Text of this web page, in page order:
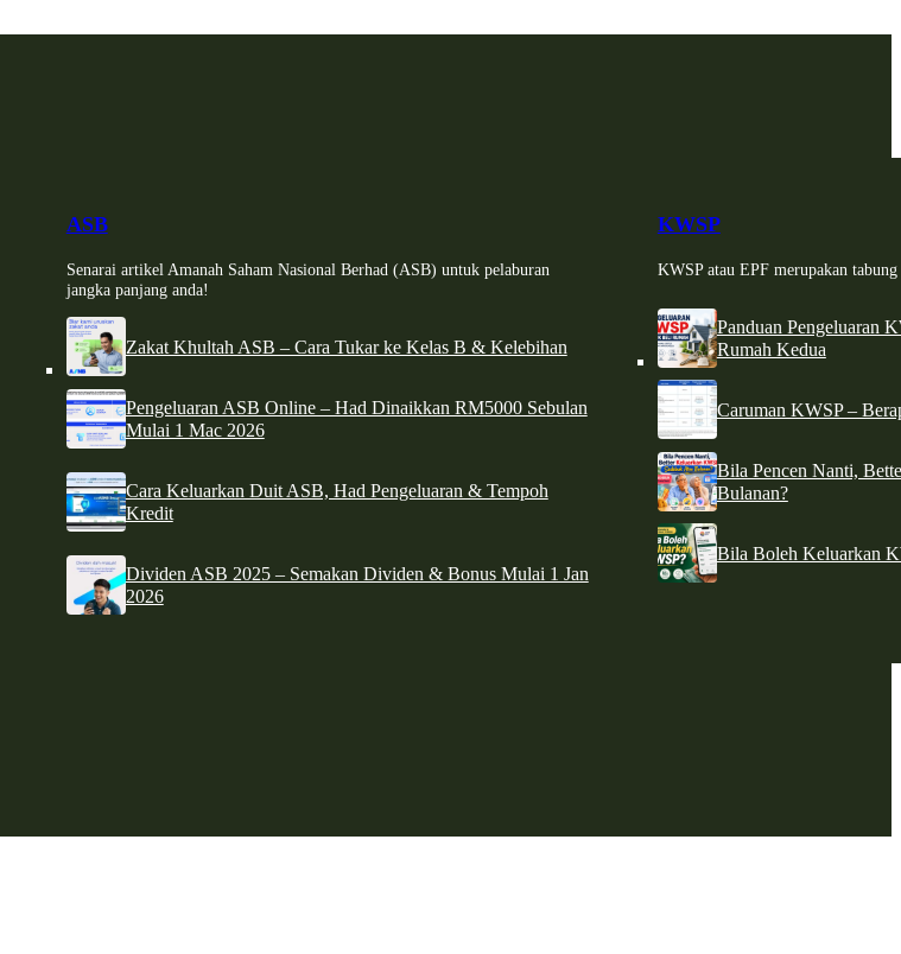
ASB
Senarai artikel Amanah Saham Nasional Berhad (ASB) untuk pelaburan
jangka panjang anda!
Zakat Khultah ASB – Cara Tukar ke Kelas B & Kelebihan
Pengeluaran ASB Online – Had Dinaikkan RM5000 Sebulan
Mulai 1 Mac 2026
Cara Keluarkan Duit ASB, Had Pengeluaran & Tempoh
Kredit
Dividen ASB 2025 – Semakan Dividen & Bonus Mulai 1 Jan
2026
KWSP
KWSP atau EPF merupakan
Panduan Pengeluaran
Rumah Kedua
Caruman KWSP –
Bila Pencen Nanti,
Bulanan?
Bila Boleh Keluarkan